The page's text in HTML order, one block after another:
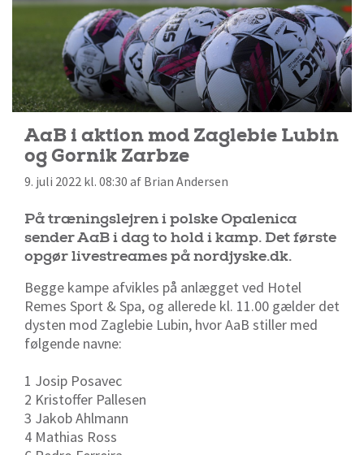
AaB i aktion mod Zaglebie Lubin
og Gornik Zarbze
9. juli 2022 kl. 08:30 af Brian Andersen
På træningslejren i polske Opalenica
sender AaB i dag to hold i kamp. Det første
opgør livestreames på nordjyske.dk.
Begge kampe afvikles på anlægget ved Hotel
Remes Sport & Spa, og allerede kl. 11.00 gælder det
dysten mod Zaglebie Lubin, hvor AaB stiller med
følgende navne:
1 Josip Posavec
2 Kristoffer Pallesen
3 Jakob Ahlmann
4 Mathias Ross